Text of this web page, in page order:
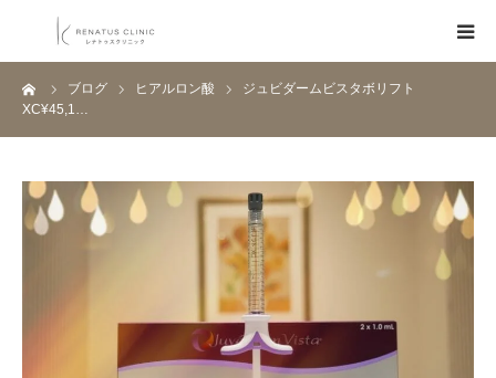
ブログ ヒアルロン酸
ジュビダームビスタボリフト
XC¥45,1…
HOME
料金表